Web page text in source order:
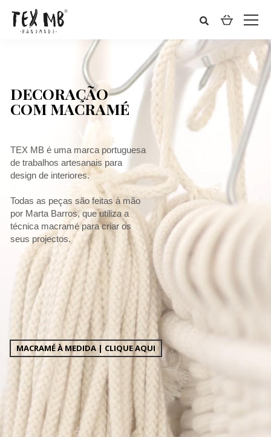
DECORAÇÃO
COM MACRAMÉ
TEX MB é uma marca portuguesa
de trabalhos artesanais para
design de interiores.
Todas as peças são feitas à mão
por Marta Barros, que utiliza a
técnica macramé para criar os
seus projectos.
MACRAMÉ À MEDIDA | CLIQUE AQUI